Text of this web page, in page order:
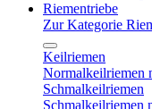
Riementriebe
Zur Kategorie
Keilriemen
Normalkeilriemen
Schmalkeilriemen
Schmalkeilriemen